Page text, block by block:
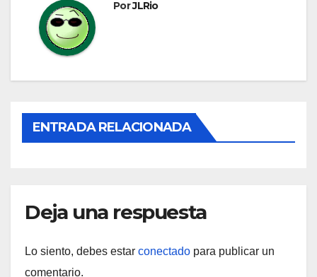
PorJLRio
ENTRADA RELACIONADA
Deja una respuesta
Lo siento, debes estar conectado para publicar un
comentario.